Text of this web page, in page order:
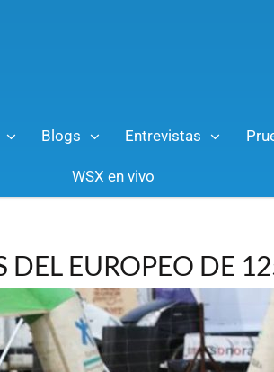
Blogs Entrevistas
WSX en vivo
DEL EUROPEO DE